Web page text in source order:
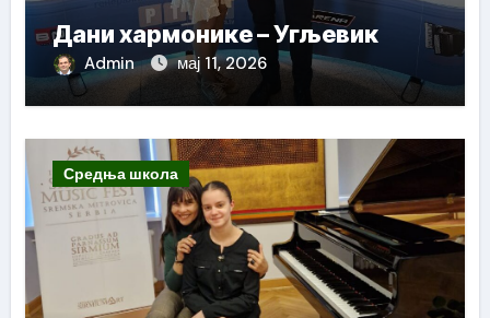
Дани хармонике – Угљевик
Admin мај 11, 2026
Средња школа